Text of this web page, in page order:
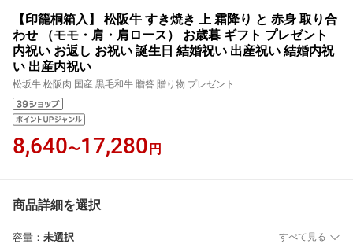
【印籠桐箱入】 松阪牛 すき焼き 上 霜降り と 赤身 取り合
わせ （モモ・肩・肩ロース） お歳暮 ギフト プレゼント
内祝い お返し お祝い 誕生日 結婚祝い 出産祝い 結婚内祝
い 出産内祝い
松坂牛 松阪肉 国産 黒毛和牛 贈答 贈り物 プレゼント
8,640〜17,280 円
商品詳細を選択
容量 ： 未選択 すべて見る